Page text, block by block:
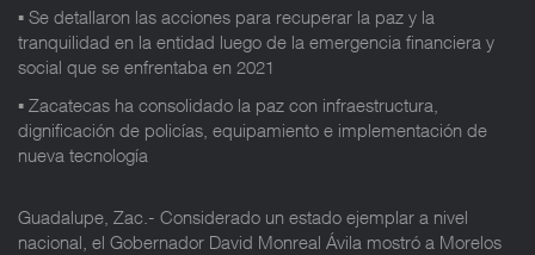
▪️ Se detallaron las acciones para recuperar la paz y la
tranquilidad en la entidad luego de la emergencia financiera y
social que se enfrentaba en 2021
▪️ Zacatecas ha consolidado la paz con infraestructura,
dignificación de policías, equipamiento e implementación de
nueva tecnología
Guadalupe, Zac.- Considerado un estado ejemplar a nivel
nacional, el Gobernador David Monreal Ávila mostró a Morelos